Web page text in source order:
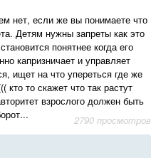
нет, если же вы понимаете что
Детям нужны запреты как это
понятнее когда его
капризничает и управляет
ищет на что упереться где же
кто то скажет что так растут
взрослого должен быть
2790 просмотров